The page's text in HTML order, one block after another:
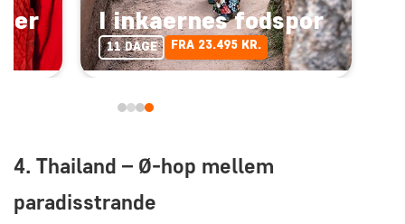
I inkaernes fodspor
11 DAGE FRA 23.495 KR.
4. Thailand – Ø-hop mellem
paradisstrande